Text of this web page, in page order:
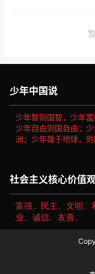
少年中国说
少年智则国智，少年
少年自由则国自由；
洲；少年雄于地球，则
社会主义核心价值
富强、民主、文明、
业、诚信、友善。